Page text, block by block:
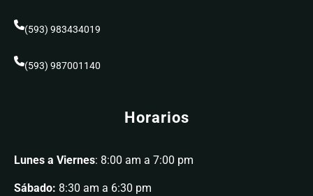
(593) 983434019
(593) 987001140
Horarios
Lunes a Viernes: 8:00 am a 7:00 pm
Sábado: 8:30 am a 6:30 pm